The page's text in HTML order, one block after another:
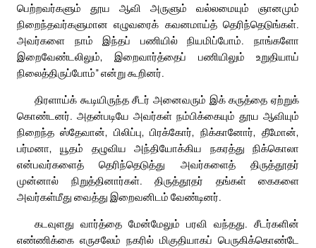
பெற்றவர்களும் தூய ஆவி அருளும் வல்லமையும் ஞானமும்
நிறைந்தவர்களுமான எழுவரைக் கவனமாய்த் தெரிந்தெடுங்கள்.
அவர்களை நாம் இந்தப் பணியில் நியமிப்போம். நாங்களோ
இறைவேண்டலிலும், இறைவார்த்தைப் பணியிலும் உறுதியாய்
நிலைத்திருப்போம்” என்று கூறினர்.
திரளாய்க் கூடியிருந்த சீடர் அனைவரும் இக் கருத்தை ஏற்றுக்
கொண்டனர். அதன்படியே அவர்கள் நம்பிக்கையும் தூய ஆவியும்
நிறைந்த ஸ்தேவான், பிலிப்பு, பிரக்கோர், நிக்கானோர், தீமோன்,
பர்மனா, யூதம் தழுவிய அந்தியோக்கிய நகரத்து நிக்கொலா
என்பவர்களைத் தெரிந்தெடுத்து அவர்களைத் திருத்தூதர்
முன்னால் நிறுத்தினார்கள். திருத்தூதர் தங்கள் கைகளை
அவர்கள்மீது வைத்து இறைவனிடம் வேண்டினர்.
கடவுளது வார்த்தை மேன்மேலும் பரவி வந்தது. சீடர்களின்
எண்ணிக்கை எருசலேம் நகரில் மிகுதியாகப் பெருகிக்கொண்டே